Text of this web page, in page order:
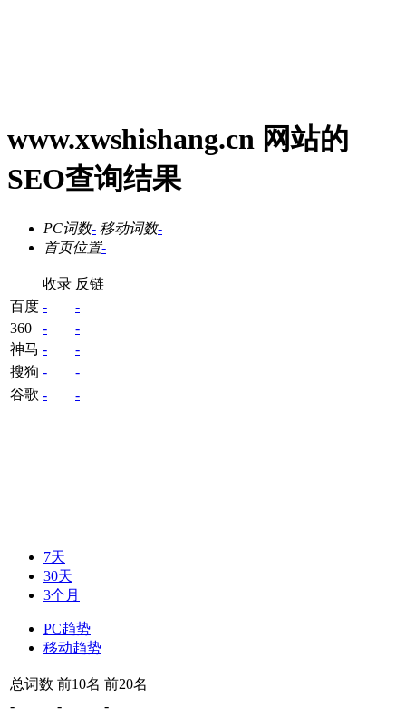
www.xwshishang.cn 网站的
SEO查询结果
PC词数- 移动词数-
首页位置-
收录 反链
百度 -
-
360
-
-
神马 -
-
搜狗 -
-
谷歌 - -
7天
30天
3个月
PC趋势
移动趋势
总词数 前10名 前20名
-
- -